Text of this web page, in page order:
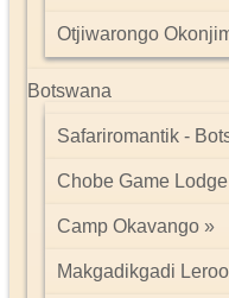
Otjiwarongo
Botswana
Safariromantik -
Chobe Game Lodge
Camp Okavango
Makgadikgadi